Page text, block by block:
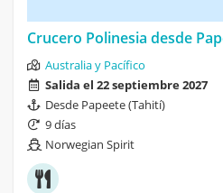
Crucero Polinesia desde
Australia y Pacífico
Salida el 22 septiembre 2027
Desde Papeete (Tahití)
9 días
Norwegian Spirit